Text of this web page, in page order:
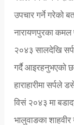
उपचार गर्ने गरेको
नारायणपुरका
२०४३ सालदेखि
गर्दै आइरहनुभएको
हाराहारीमा सर्पले
विसं २०४३ मा
भालुवाङका